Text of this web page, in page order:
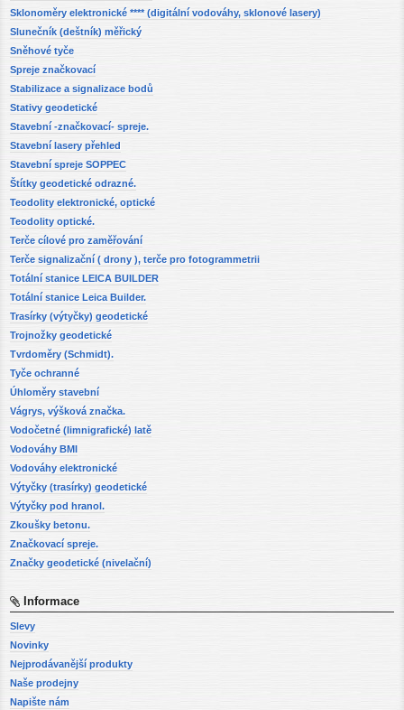
Sklonoměry elektronické **** (digitální vodováhy, sklonové lasery)
Slunečník (deštník) měřický
Sněhové tyče
Spreje značkovací
Stabilizace a signalizace bodů
Stativy geodetické
Stavební -značkovací- spreje.
Stavební lasery přehled
Stavební spreje SOPPEC
Štítky geodetické odrazné.
Teodolity elektronické, optické
Teodolity optické.
Terče cílové pro zaměřování
Terče signalizační ( drony ), terče pro fotogrammetrii
Totální stanice LEICA BUILDER
Totální stanice Leica Builder.
Trasírky (výtyčky) geodetické
Trojnožky geodetické
Tvrdoměry (Schmidt).
Tyče ochranné
Úhloměry stavební
Vágrys, výšková značka.
Vodočetné (limnigrafické) latě
Vodováhy BMI
Vodováhy elektronické
Výtyčky (trasírky) geodetické
Výtyčky pod hranol.
Zkoušky betonu.
Značkovací spreje.
Značky geodetické (nivelační)
Informace
Slevy
Novinky
Nejprodávanější produkty
Naše prodejny
Napište nám